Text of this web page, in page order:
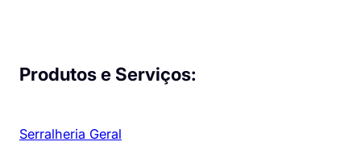
Produtos e Serviços:
Serralheria Geral